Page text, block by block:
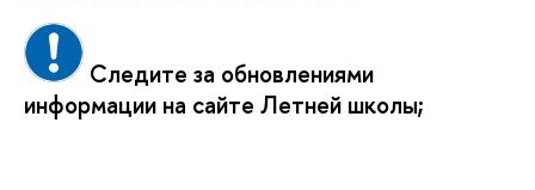
Следите за обновлениями
информации на сайте Летней школы;